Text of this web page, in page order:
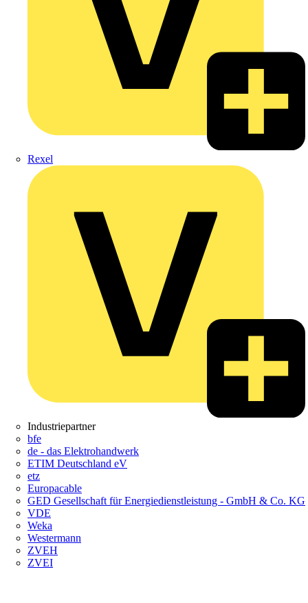
Rexel
Industriepartner
bfe
de - das Elektrohandwerk
ETIM Deutschland eV
etz
Europacable
GED Gesellschaft für Energiedienstleistung - GmbH & Co. KG
VDE
Weka
Westermann
ZVEH
ZVEI